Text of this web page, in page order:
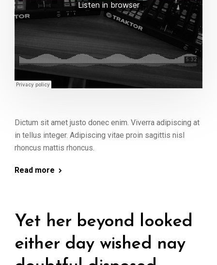
Dictum sit amet justo donec enim. Viverra adipiscing at
in tellus integer. Adipiscing vitae proin sagittis nisl
rhoncus mattis rhoncus.
Read more
Yet her beyond looked
either day wished nay